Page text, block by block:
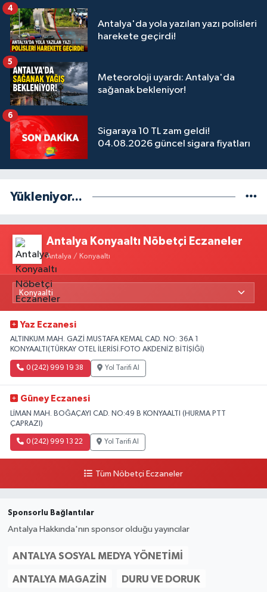
Antalya'da yola yazılan yazı polisleri
harekete geçirdi!
4
Meteoroloji uyardı: Antalya'da
sağanak bekleniyor!
5
Sigaraya 10 TL zam geldi!
04.08.2026 güncel sigara fiyatları
6
Yükleniyor...
Antalya Konyaaltı Nöbetçi Eczaneler
Antalya / Konyaaltı
Yaz Eczanesi
ALTINKUM MAH. GAZİ MUSTAFA KEMAL CAD. NO: 36A 1
KONYAALTI(TÜRKAY OTEL İLERİSİ.FOTO AKDENİZ BİTİŞİĞİ)
0 (242) 999 19 38 Yol Tarifi Al
Güney Eczanesi
LİMAN MAH. BOĞAÇAYI CAD. NO:49 B KONYAALTI (HURMA PTT
ÇAPRAZI)
0 (242) 999 13 22 Yol Tarifi Al
Tüm Nöbetçi Eczaneler
Sponsorlu Bağlantılar
Antalya Hakkında'nın sponsor olduğu yayıncılar
ANTALYA SOSYAL MEDYA YÖNETIMI
ANTALYA MAGAZIN DURU VE DORUK